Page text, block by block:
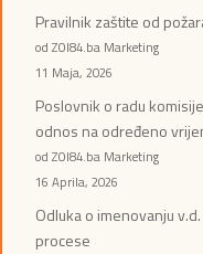
Pravilnik zaštite od
od ZOI84.ba Marketing
11 Maja, 2026
Poslovnik o radu
odnos na određeno
od ZOI84.ba Marketing
16 Aprila, 2026
Odluka o imenovanju
procese